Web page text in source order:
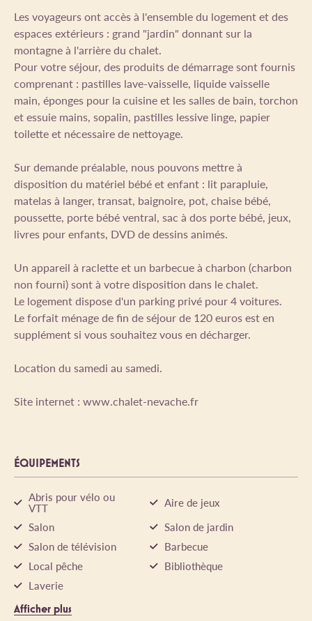
Les voyageurs ont accès à l'ensemble du logement et des
espaces extérieurs : grand "jardin" donnant sur la
montagne à l'arrière du chalet.
Pour votre séjour, des produits de démarrage sont fournis
comprenant : pastilles lave-vaisselle, liquide vaisselle
main, éponges pour la cuisine et les salles de bain, torchon
et essuie mains, sopalin, pastilles lessive linge, papier
toilette et nécessaire de nettoyage.
Sur demande préalable, nous pouvons mettre à
disposition du matériel bébé et enfant : lit parapluie,
matelas à langer, transat, baignoire, pot, chaise bébé,
poussette, porte bébé ventral, sac à dos porte bébé, jeux,
livres pour enfants, DVD de dessins animés.
Un appareil à raclette et un barbecue à charbon (charbon
non fourni) sont à votre disposition dans le chalet.
Le logement dispose d'un parking privé pour 4 voitures.
Le forfait ménage de fin de séjour de 120 euros est en
supplément si vous souhaitez vous en décharger.
Location du samedi au samedi.
Site internet : www.chalet-nevache.fr
ÉQUIPEMENTS
Abris pour vélo ou
VTT
Aire de jeux
Salon
Salon de jardin
Salon de télévision
Barbecue
Local pêche
Bibliothèque
Laverie
Afficher plus